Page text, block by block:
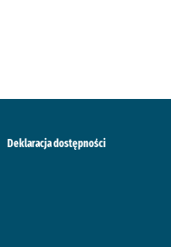
Deklaracja dostępności